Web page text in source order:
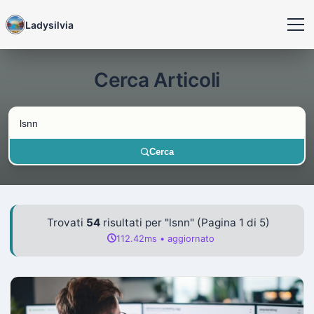
Ladysilvia
Cerca Articoli
Cerca
Trovati 54 risultati per "lsnn" (Pagina 1 di 5)
112.42ms • aggiornato